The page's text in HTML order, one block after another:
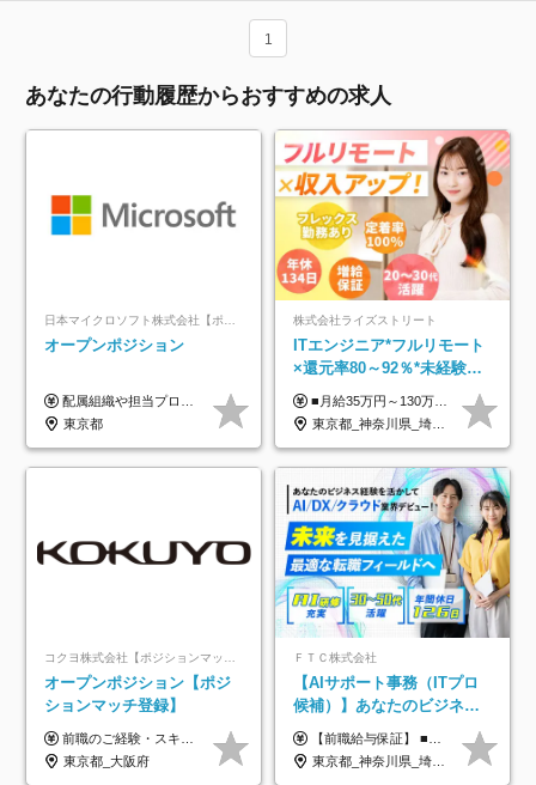
1
あなたの行動履歴からおすすめの求人
日本マイクロソフト株式会社【ポジションマッチ登録】
オープンポジション
配属組織や担当プロジェクトにより異なります。 ▼参考情報 ----------------------- 年俸650万～（1/12を月々支給） ※経験、能力を考慮の上、当社規定により優遇いたします。 ※時間外、休日出勤、深夜手当に対する賃金も基本年俸に含みます。
東京都
株式会社ライズストリート
ITエンジニア*フルリモート
×還元率80～92％*未経験歓
迎*年休134日*月給35万～*
定着率100%
■月給35万円～130万円＋賞与年2回＋各種手当 ※システムエンジニアの経験をお持ちの方は月給41万円以上＋賞与年2回（108万円～）＋手当 ■単価（年収）アップのチャンスは最大年12回 ※残業代は1分単位で100％全額支給。サービス残業などは一切ありません ※試用期間6ヵ月（試用期間中の待遇・給与に差はありません）
東京都_神奈川県_埼玉県_千葉県_大阪府_愛知県_北海道_青森県_岩手県_宮城県_秋田県_山形県_福島県_茨城県_栃木県_群馬県_新潟県_山梨県_長野県_富山県_石川県_福井県_静岡県_岐阜県_三重県_兵庫県_京都府_滋賀県_奈良県_和歌山県_広島県_岡山県_鳥取県_島根県_山口県_徳島県_香川県_愛媛県_高知県_福岡県_熊本県_佐賀県_長崎県_大分県_宮崎県_鹿児島県_沖縄県
コクヨ株式会社【ポジションマッチ登録】
オープンポジション【ポジ
ションマッチ登録】
前職のご経験・スキル等を考慮して決定します。
東京都_大阪府
ＦＴＣ株式会社
【AIサポート事務（ITプロ
候補）】あなたのビジネス
経験をAI業界で活かす◆IT
未経験OK◆目指せるコンサ
ル
【前職給与保証】 ■未経験者： 月給30万円～35万円 ■ローキャリア（経験目安1年程度）： 月給35万円～40万円 ■経験者（経験目安3年以上）： 月給40万円～60万円 ■即戦力（経験目安5年以上）： 月給45万円～80万円 ※上記金額には固定残業代30時間分 【未経験者5万5000円～7万3000円、 ローキャリア6万4000円～7万3000円、 経験者5万8000円～10万9000円、 即戦力8万2000円～14万5000円】を含みます。 ※30時間を超える場合は追加で全額支給します。 ※経験・能力・前職給与などを総合的に評価したうえでご納得いただけるよう個別決定。 未経験者の場合、前職給与とポテンシャルを査定のうえ決定いたします。 ※日本国内でのIT業界経験、または同等の実務経験と能力に応じて決定します。 ※前職給与は日本円かつ、日本国内での実績に基づき評価します。 【納得の評価システム】 ★クォーター毎に査定する評価制度導入！ 明確な評価基準で翌年度年収を上げましょう！ ★評価対象期間に在籍中のほとんどの社員が昇給し 年収アップを実現しています！ ★様々なインセンティブ制度を用意し多角的に正当評価しています！ ※試用期間6カ月（期間中の待遇等に差異なし）
東京都_神奈川県_埼玉県_千葉県